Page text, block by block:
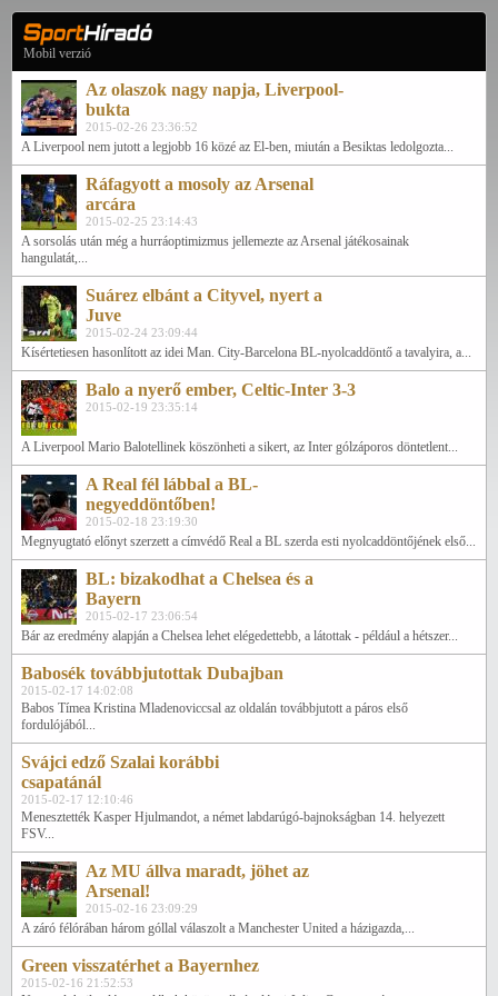
Mobil verzió
Az olaszok nagy napja, Liverpool-
bukta
2015-02-26 23:36:52
A Liverpool nem jutott a legjobb 16 közé az El-ben, miután a Besiktas ledolgozta...
Ráfagyott a mosoly az Arsenal
arcára
2015-02-25 23:14:43
A sorsolás után még a hurráoptimizmus jellemezte az Arsenal játékosainak
hangulatát,...
Suárez elbánt a Cityvel, nyert a
Juve
2015-02-24 23:09:44
Kísértetiesen hasonlított az idei Man. City-Barcelona BL-nyolcaddöntő a tavalyira, a...
Balo a nyerő ember, Celtic-Inter 3-3
2015-02-19 23:35:14
A Liverpool Mario Balotellinek köszönheti a sikert, az Inter gólzáporos döntetlent...
A Real fél lábbal a BL-
negyeddöntőben!
2015-02-18 23:19:30
Megnyugtató előnyt szerzett a címvédő Real a BL szerda esti nyolcaddöntőjének első...
BL: bizakodhat a Chelsea és a
Bayern
2015-02-17 23:06:54
Bár az eredmény alapján a Chelsea lehet elégedettebb, a látottak - például a hétszer...
Babosék továbbjutottak Dubajban
2015-02-17 14:02:08
Babos Tímea Kristina Mladenoviccsal az oldalán továbbjutott a páros első
fordulójából...
Svájci edző Szalai korábbi
csapatánál
2015-02-17 12:10:46
Menesztették Kasper Hjulmandot, a német labdarúgó-bajnokságban 14. helyezett
FSV...
Az MU állva maradt, jöhet az
Arsenal!
2015-02-16 23:09:29
A záró félórában három góllal válaszolt a Manchester United a házigazda,...
Green visszatérhet a Bayernhez
2015-02-16 21:52:53